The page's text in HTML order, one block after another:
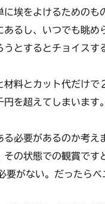
埃をよけるためのも
るし、いつでも眺め
とするとチョイスす
料とカット代だけで
を超えてしまいます
必要があるのか考え
その状態での観賞で
がない。だったらベ